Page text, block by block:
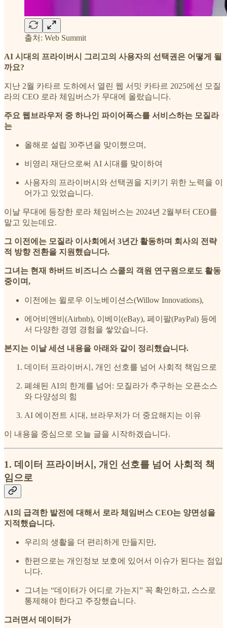
출처: Web Summit
AI 시대의 프라이버시 그리고의 사용자의 선택권은 어떻게 될
까요?
지난 2월 카타르 도하에서 열린 웹 서밋 카타르 2025에선 모질
라의 CEO 로라 체임버스가 무대에 올랐습니다.
주요 웹브라우저 중 하나인 파이어폭스를 서비스하는 모질라
는
올해로 설립 30주년을 맞이했으며,
비영리 재단으로써 AI 시대를 맞이하여
사용자의 프라이버시와 선택권을 지키기 위한 노력을 이
어가고 있었습니다.
이날 무대에 등장한 로라 체임버스는 2024년 2월부터 CEO를
맡고 있는데요.
그 이전에는 모질라 이사회에서 3년간 활동하며 회사의 전략
적 방향 전환을 지원했습니다.
그녀는 현재 하버드 비즈니스 스쿨의 객원 연구원으로도 활동
중이며,
이전에는 윌로우 이노베이션스(Willow Innovations),
에어비앤비(Airbnb), 이베이(eBay), 페이팔(PayPal) 등에
서 다양한 경영 경험을 쌓았습니다.
본지는 이날 세션 내용을 아래와 같이 정리했습니다.
데이터 프라이버시, 개인 선호를 넘어 사회적 책임으로
폐쇄된 AI의 한계를 넘어: 모질라가 추구하는 오픈소스
와 다양성의 힘
AI 에이전트 시대, 브라우저가 더 중요해지는 이유
이 내용을 중심으로 오늘 글을 시작하겠습니다.
1. 데이터 프라이버시, 개인 선호를 넘어 사회적 책
임으로
AI의 급격한 발전에 대해서 로라 체임버스 CEO는 양면성을
지적했습니다.
우리의 생활을 더 편리하게 만들지만,
한편으로는 개인정보 보호에 있어서 이슈가 된다는 점입
니다.
그녀는 “데이터가 어디로 가는지” 꼭 확인하고, 스스로
통제해야 한다고 주장했습니다.
그러면서 데이터가